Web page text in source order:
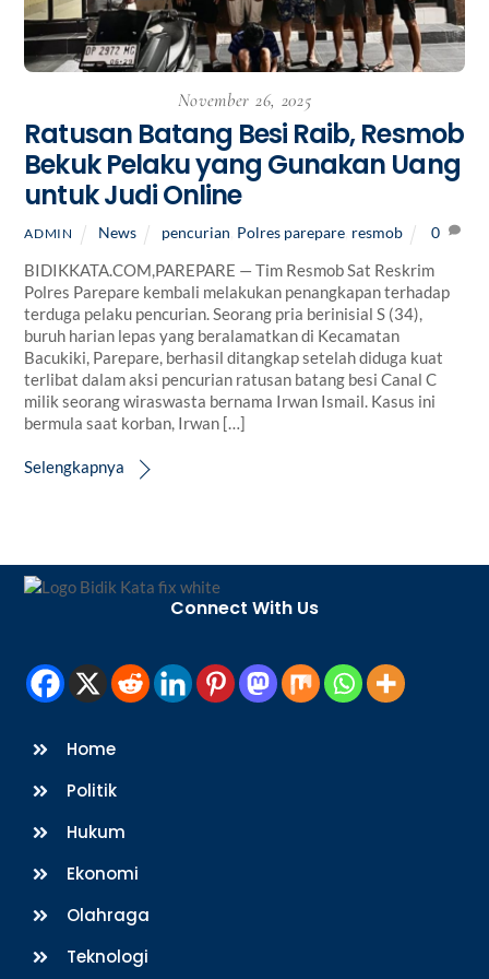
November 26, 2025
Ratusan Batang Besi Raib, Resmob
Bekuk Pelaku yang Gunakan Uang
untuk Judi Online
ADMIN News pencurian Polres parepare, resmob 0
BIDIKKATA.COM,PAREPARE — Tim Resmob Sat Reskrim
Polres Parepare kembali melakukan penangkapan terhadap
terduga pelaku pencurian. Seorang pria berinisial S (34),
buruh harian lepas yang beralamatkan di Kecamatan
Bacukiki, Parepare, berhasil ditangkap setelah diduga kuat
terlibat dalam aksi pencurian ratusan batang besi Canal C
milik seorang wiraswasta bernama Irwan Ismail. Kasus ini
bermula saat korban, Irwan […]
Selengkapnya
Back
Connect With Us
Home
Politik
Hukum
Ekonomi
Olahraga
Teknologi